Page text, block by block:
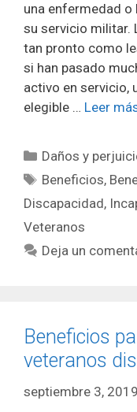
una enfermedad
su servicio militar.
tan pronto como
si han pasado
activo en servicio,
elegible … Leer
Categorías
Daños y
Etiquetas
Beneficios,
Discapacidad,
Veteranos
Deja un
Beneficios
veteranos
septiembre 3, 2019